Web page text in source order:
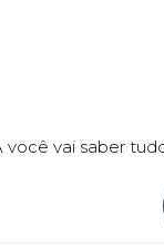
vai saber